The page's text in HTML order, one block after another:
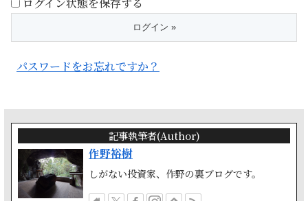
パスワードをお忘れですか？
記事執筆者(Author)
作野裕樹
しがない投資家、作野の裏ブログです。